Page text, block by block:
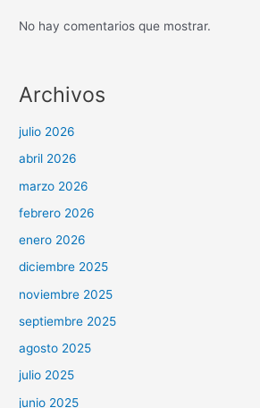
No hay comentarios que mostrar.
Archivos
julio 2026
abril 2026
marzo 2026
febrero 2026
enero 2026
diciembre 2025
noviembre 2025
septiembre 2025
agosto 2025
julio 2025
junio 2025